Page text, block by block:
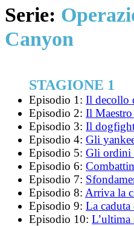
Serie:
Canyon
STAGIONE 1
Episodio 1: Il decollo
Episodio 2: Il
Episodio 3: Il
Episodio 4: Gli
Episodio 5: Gli ordini
Episodio 6:
Episodio 7:
Episodio 8: Arriva la
Episodio 9: La caduta
Episodio 10: L’ultima